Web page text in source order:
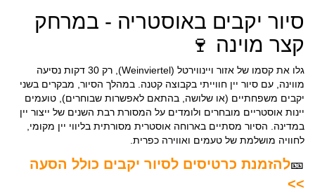
סיור יקבים באוסטריה - במרחק
קצר מוינה 🍷
גלו את קסמו של אזור ויינווירטל (Weinviertel), רק 30 דקות נסיעה
מווינה, עם סיור יין חווייתי בקבוצה קטנה. במהלך הסיור, מבקרים בשני
יקבים משפחתיים (או שלושה, בהתאם לאפשרות שבוחרים), טועמים
יינות אוסטריים מובחרים ולומדים על המסורת רבת השנים של ייצור יין
במדינה. הסיור מסתיים בארוחה אוסטרית מסורתית בליווי יין מקומי,
לחוויה מושלמת של טעמים ואווירה כפרית.
🎫להזמנת כרטיסים לסיור יקבים כולל הסעה
>>